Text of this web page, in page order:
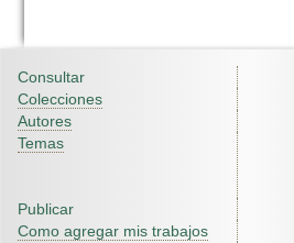
Consultar
Colecciones
Autores
Temas
Publicar
Como agregar mis trabajos